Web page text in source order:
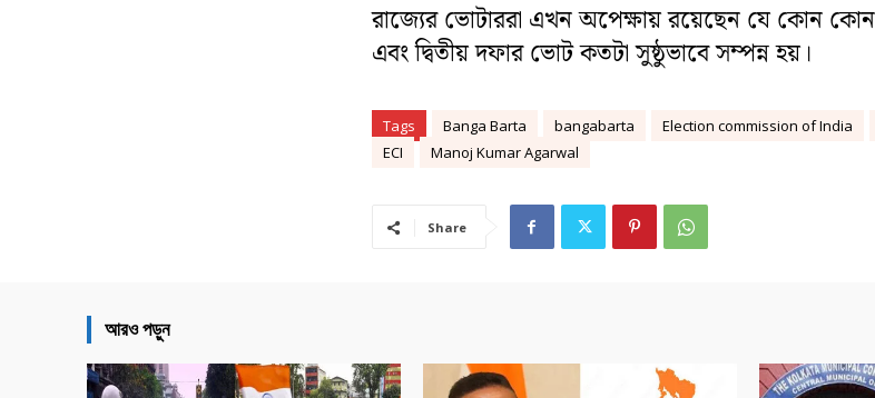
রাজ্যের ভোটাররা এখন অপেক্ষায় রয়েছেন যে কোন কোন
এবং দ্বিতীয় দফার ভোট কতটা সুষ্ঠুভাবে সম্পন্ন হয়।
Tags Banga Barta bangabarta Election commission of India
ECI
Manoj Kumar Agarwal
Share
আরও পড়ুন